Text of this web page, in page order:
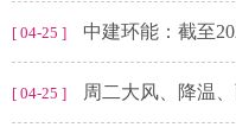
[ 04-25 ] 中建环能：截至2022年底，公司在
[ 04-25 ] 周二大风、降温